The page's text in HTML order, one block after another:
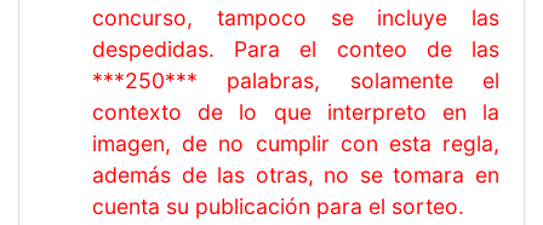
concurso, tampoco se incluye las
despedidas. Para el conteo de las
***250*** palabras, solamente el
contexto de lo que interpreto en la
imagen, de no cumplir con esta regla,
además de las otras, no se tomara en
cuenta su publicación para el sorteo.